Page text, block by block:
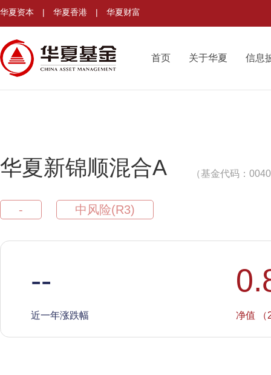
华夏资本 | 华夏香港 | 华夏财富
首页 关于华夏 信息
华夏新锦顺混合A （基金代码：
- 中风险(R3)
--
近一年涨跌幅 净值 （